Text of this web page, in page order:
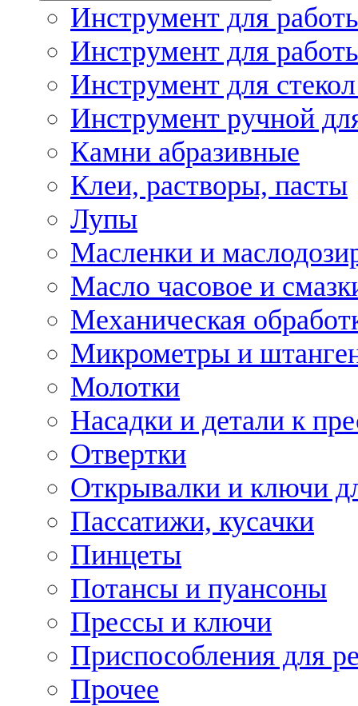
Инструмент для
Инструмент для
Инструмент для
Инструмент ручной
Камни абразивные
Клеи, растворы, пасты
Лупы
Масленки и
Масло часовое и
Механическая
Микрометры и
Молотки
Насадки и детали к
Отвертки
Открывалки и ключи
Пассатижи, кусачки
Пинцеты
Потансы и пуансоны
Прессы и ключи
Приспособления для
Прочее